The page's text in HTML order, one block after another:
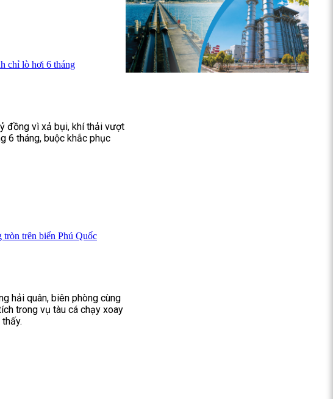
chỉ lò hơi 6 tháng
đồng vì xả bụi, khí thải vượt
6 tháng, buộc khắc phục
tròn trên biển Phú Quốc
hải quân, biên phòng cùng
trong vụ tàu cá chạy xoay